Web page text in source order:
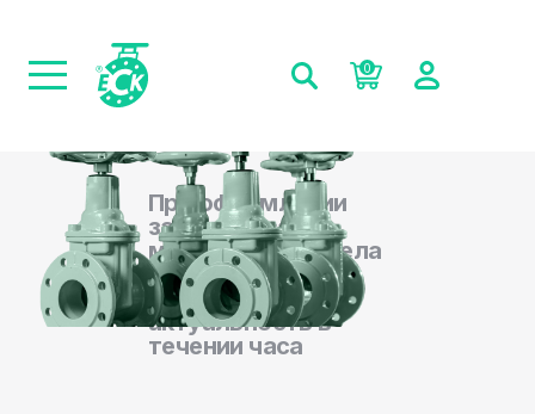
0
При оформлении
заказа на сайте,
менеджеры отдела
продаж
подтверждают
актуальность в
течении часа